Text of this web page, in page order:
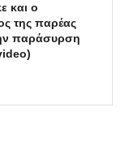
και ο
της παρέας
παράσυρση